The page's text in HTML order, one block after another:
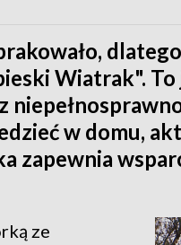
Wiatrak".
w domu,
zapewnia
ze